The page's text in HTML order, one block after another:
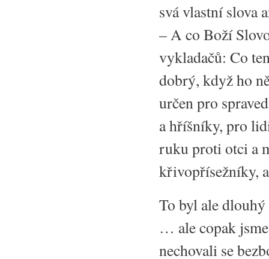
svá vlastní slova
– A co Boží
vykladačů: Co
dobrý, když ho
určen pro
a hříšníky, pro
ruku proti otci a
křivopřísežníky,
To byl ale
… ale copak
nechovali se